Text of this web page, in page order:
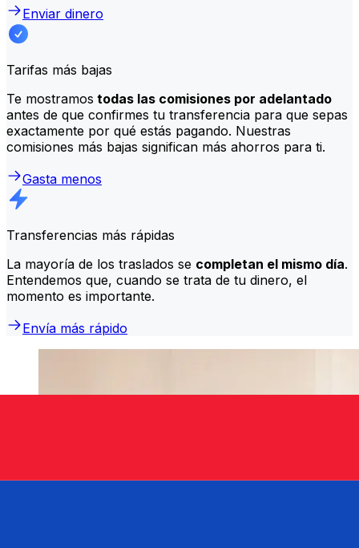
Enviar dinero
Tarifas más bajas
Te mostramos todas las comisiones por adelantado
antes de que confirmes tu transferencia para que sepas
exactamente por qué estás pagando. Nuestras
comisiones más bajas significan más ahorros para ti.
Gasta menos
Transferencias más rápidas
La mayoría de los traslados se completan el mismo día.
Entendemos que, cuando se trata de tu dinero, el
momento es importante.
Envía más rápido